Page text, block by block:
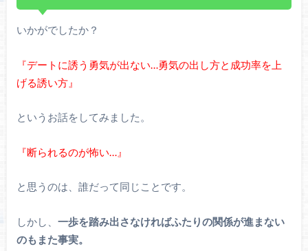
いかがでしたか？
『デートに誘う勇気が出ない…勇気の出し方と成功率を上
げる誘い方』
というお話をしてみました。
『断られるのが怖い…』
と思うのは、誰だって同じことです。
しかし、 一歩を踏み出さなければふたりの関係が進まない
のもまた事実。